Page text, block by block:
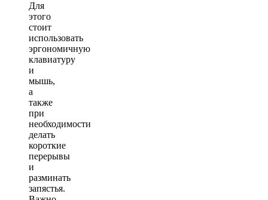
Для
этого
стоит
использовать
эргономичную
клавиатуру
и
мышь,
а
также
при
необходимости
делать
короткие
перерывы
и
разминать
запястья.